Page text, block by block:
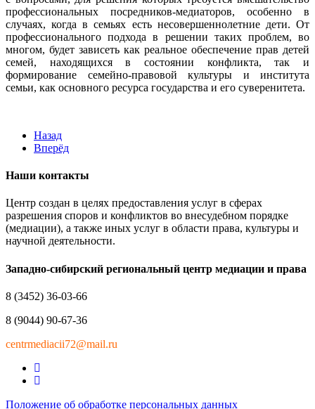
профессиональных посредников-медиаторов, особенно в
случаях, когда в семьях есть несовершеннолетние дети. От
профессионального подхода в решении таких проблем, во
многом, будет зависеть как реальное обеспечение прав детей
семей, находящихся в состоянии конфликта, так и
формирование семейно-правовой культуры и института
семьи, как основного ресурса государства и его суверенитета.
Назад
Вперёд
Наши контакты
Центр создан в целях предоставления услуг в сферах
разрешения споров и конфликтов во внесудебном порядке
(медиации), а также иных услуг в области права, культуры и
научной деятельности.
Западно-сибирский региональный центр медиации и права
8 (3452) 36-03-66
8 (9044) 90-67-36
centrmediacii72@mail.ru
Положение об обработке персональных данных